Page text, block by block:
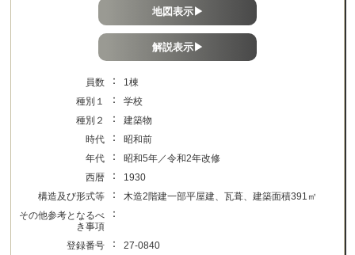
地図表示▶
解説表示▶
員数 ：
1棟
種別１
：
学校
種別２
：
建築物
時代
：
昭和前
年代
：
昭和5年／令和2年改修
西暦
：
1930
構造及び形式等
：
木造2階建一部平屋建、瓦葺、建築面積391㎡
その他参考となるべ
き事項
：
登録番号 ：
27-0840